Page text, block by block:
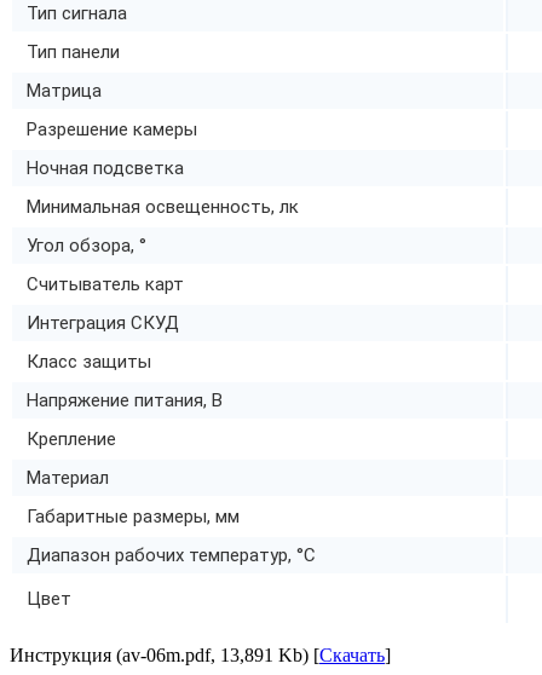
Тип сигнала
Тип панели
Матрица
Разрешение камеры
Ночная подсветка
Минимальная освещенность, лк
Угол обзора, °
Считыватель карт
Интеграция СКУД
Класс защиты
Напряжение питания, В
Крепление
Материал
Габаритные размеры, мм
Диапазон рабочих температур, °C
Цвет
Инструкция (av-06m.pdf, 13,891 Kb) [Скачать]